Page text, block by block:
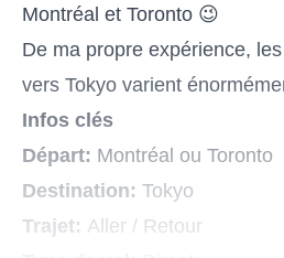
Montréal et Toronto 😉
De ma propre expérience,
vers Tokyo varient
Infos clés
Départ: Montréal ou Toronto
Destination: Tokyo
Trajet: Aller / Retour